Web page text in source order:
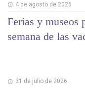
4 de agosto de 2026
Ferias y museos
semana de las
31 de julio de 2026